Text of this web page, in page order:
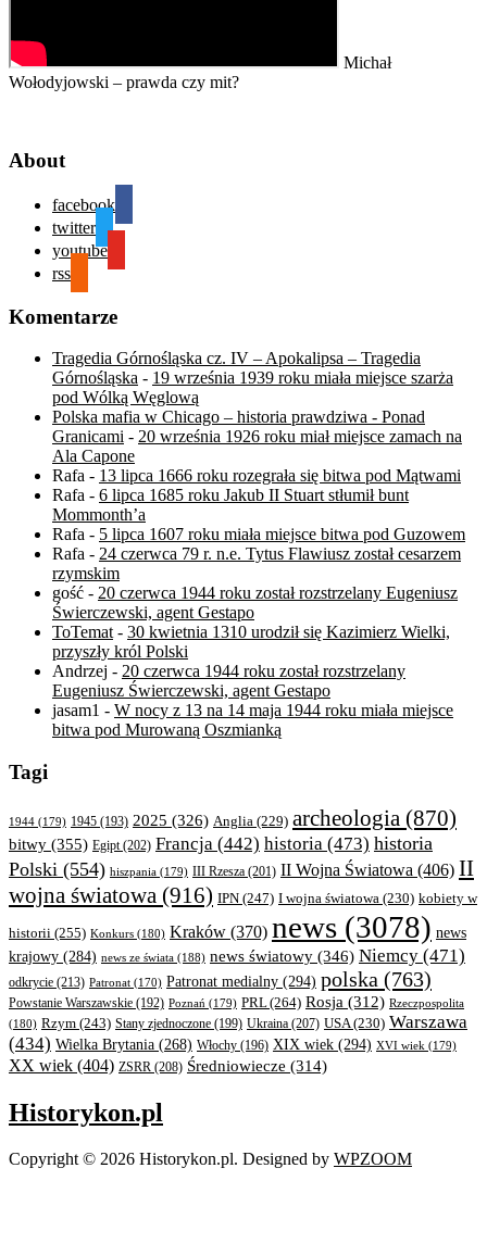
Michał
Wołodyjowski – prawda czy mit?
About
facebook
twitter
youtube
rss
Komentarze
Tragedia Górnośląska cz. IV – Apokalipsa – Tragedia
Górnośląska - 19 września 1939 roku miała miejsce szarża
pod Wólką Węglową
Polska mafia w Chicago – historia prawdziwa - Ponad
Granicami - 20 września 1926 roku miał miejsce zamach na
Ala Capone
Rafa - 13 lipca 1666 roku rozegrała się bitwa pod Mątwami
Rafa - 6 lipca 1685 roku Jakub II Stuart stłumił bunt
Mommonth’a
Rafa - 5 lipca 1607 roku miała miejsce bitwa pod Guzowem
Rafa - 24 czerwca 79 r. n.e. Tytus Flawiusz został cesarzem
rzymskim
gość - 20 czerwca 1944 roku został rozstrzelany Eugeniusz
Świerczewski, agent Gestapo
ToTemat- 30 kwietnia 1310 urodził się Kazimierz Wielki,
przyszły król Polski
Andrzej - 20 czerwca 1944 roku został rozstrzelany
Eugeniusz Świerczewski, agent Gestapo
jasam1 - W nocy z 13 na 14 maja 1944 roku miała miejsce
bitwa pod Murowaną Oszmianką
Tagi
1944 (179) 1945 (193) 2025 (326) Anglia (229) archeologia (870)
bitwy (355) Egipt(202) Francja (442) historia (473) historia
Polski (554) hiszpania (179) III Rzesza (201) II Wojna Światowa (406) II
wojna światowa (916) IPN (247) I wojna światowa (230) kobiety w
historii (255) Konkurs (180) Kraków (370) news (3078) news
krajowy (284) news ze świata (188) news światowy (346) Niemcy (471)
odkrycie (213) Patronat (170) Patronat medialny (294) polska (763)
Powstanie Warszawskie (192) Poznań (179) PRL(264) Rosja (312) Rzeczpospolita
(180) Rzym (243) Stany zjednoczone (199) Ukraina (207) USA(230) Warszawa
(434) Wielka Brytania (268) Włochy (196) XIX wiek (294) XVI wiek (179)
XX wiek (404) ZSRR (208) Średniowiecze (314)
Historykon.pl
Copyright © 2026 Historykon.pl. Designed by WPZOOM